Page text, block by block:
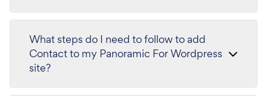
What steps do I need to follow to add
Contact to my Panoramic For Wordpress
site?